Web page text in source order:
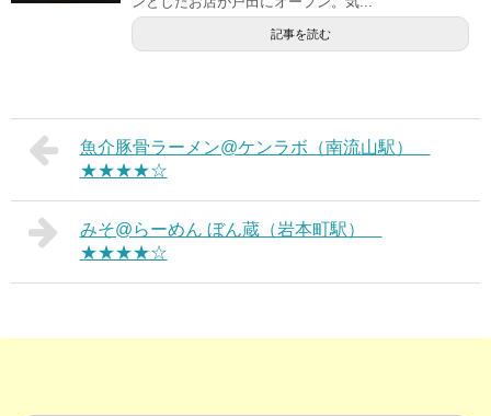
記事を読む
魚介豚骨ラーメン@ケンラボ（南流山駅）
★★★★☆
みそ@らーめん ぼん蔵（岩本町駅）
★★★★☆